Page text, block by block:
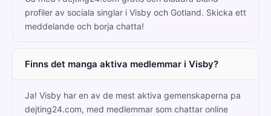
profiler av sociala singlar i Visby och Gotland. Skicka ett
meddelande och borja chatta!
Finns det manga aktiva medlemmar i Visby?
Ja! Visby har en av de mest aktiva gemenskaperna pa
dejting24.com, med medlemmar som chattar online